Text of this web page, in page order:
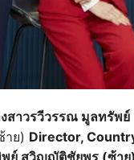
สาวรวีวรรณ มูลทรัพย์
าย) Director,
ย์ สุวิญญัติชัยพร (ซ้าย